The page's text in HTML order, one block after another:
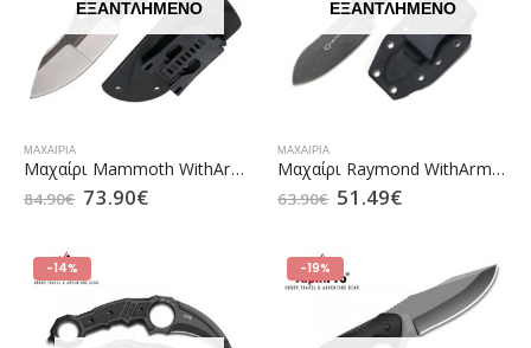
ΕΞΑΝΤΛΗΜΈΝΟ
ΜΑΧΑΊΡΙΑ
Mαχαίρι Mammoth WithArmour AlpinPro (WA-034BK)
84.90€ 73.90€
ΕΞΑΝΤΛΗΜΈΝΟ
ΜΑΧΑΊΡΙΑ
Mαχαίρι Raymond WithArmour AlpinPro (WA-079BK)
63.90€ 51.49€
-14% -19%